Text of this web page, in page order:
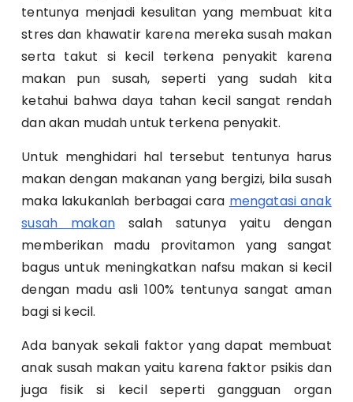
tentunya menjadi kesulitan yang membuat kita
stres dan khawatir karena mereka susah makan
serta takut si kecil terkena penyakit karena
makan pun susah, seperti yang sudah kita
ketahui bahwa daya tahan kecil sangat rendah
dan akan mudah untuk terkena penyakit.
Untuk menghidari hal tersebut tentunya harus
makan dengan makanan yang bergizi, bila susah
maka lakukanlah berbagai cara mengatasi anak
susah makansalah satunya yaitu dengan
memberikan madu provitamon yang sangat
bagus untuk meningkatkan nafsu makan si kecil
dengan madu asli 100% tentunya sangat aman
bagi si kecil.
Ada banyak sekali faktor yang dapat membuat
anak susah makan yaitu karena faktor psikis dan
juga fisik si kecil seperti gangguan organ